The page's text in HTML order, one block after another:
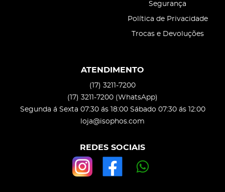
Segurança
Política de Privacidade
Trocas e Devoluções
ATENDIMENTO
(17) 3211-7200
(17) 3211-7200 (WhatsApp)
Segunda á Sexta 07:30 ás 18:00 Sábado 07:30 ás 12:00
loja@isophos.com
REDES SOCIAIS